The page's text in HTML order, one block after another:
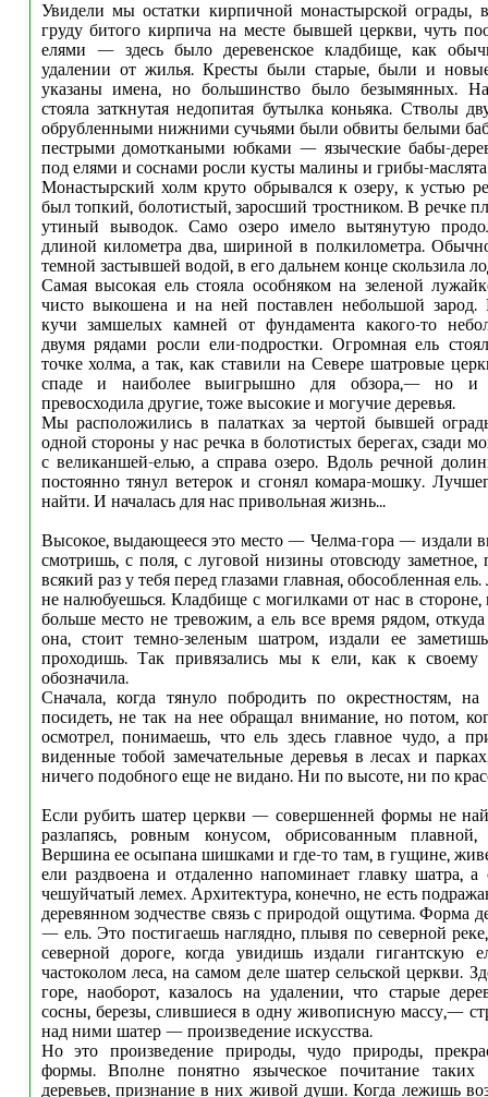
Увидели мы остатки кирпичной монастырской ограды,
груду битого кирпича на месте бывшей церкви, чуть
елями — здесь было деревенское кладбище, как
удалении от жилья. Кресты были старые, были и
указаны имена, но большинство было безымянных.
стояла заткнутая недопитая бутылка коньяка. Стволы
обрубленными нижними сучьями были обвиты белыми
пестрыми домоткаными юбками — языческие бабы-
под елями и соснами росли кусты малины и грибы-
Монастырский холм круто обрывался к озеру, к устью
был топкий, болотистый, заросший тростником. В речке
утиный выводок. Само озеро имело вытянутую
длиной километра два, шириной в пол­километра.
темной застывшей водой, в его дальнем конце скользила
Самая высокая ель стояла особняком на зеленой
чисто выкошена и на ней поставлен небольшой зарод.
кучи замшелых камней от фундамента какого-то
двумя рядами росли ели-подростки. Огромная ель
точке холма, а так, как ставили на Севере шатровые
спаде и наиболее выигрышно для обзора,— но и
превосходила другие, тоже высокие и могучие деревья.
Мы расположились в палатках за чертой бывшей
одной стороны у нас речка в болотистых берегах, сзади
с великаншей-елью, а справа озеро. Вдоль речной
постоянно тянул ветерок и сгонял комара-мошку.
найти. И началась для нас привольная жизнь...
Высокое, выдающееся это место — Челма-гора — издали
смотришь, с поля, с луговой низины отовсюду
всякий раз у тебя перед глазами главная, обособленная
не налюбуешься. Кладбище с могилками от нас в
больше место не тревожим, а ель все время рядом,
она, стоит темно-зеленым шатром, издали ее
проходишь. Так привязались мы к ели, как к
обозначила.
Сначала, когда тянуло побродить по окрестностям,
посидеть, не так на нее обращал внимание, но потом,
осмотрел, понимаешь, что ель здесь главное чудо, а
виденные тобой замечательные деревья в лесах и
ничего подобного еще не видано. Ни по высоте, ни по
Если рубить шатер церкви — совершенней формы не
разлапясь, ровным конусом, обрисованным
Вершина ее осыпана шишками и где-то там, в гущине,
ели раздвоена и отдаленно напоминает главку
чешуйчатый лемех. Архитектура, конечно, не есть
деревянном зодчестве связь с природой ощутима. Форма
— ель. Это постигаешь наглядно, плывя по северной
северной дороге, когда увидишь издали гигантскую
частоколом леса, на самом деле шатер сельской церкви.
горе, наоборот, казалось на удалении, что старые
сосны, березы, слившиеся в одну живописную массу,—
над ними шатер — произведение искусства.
Но это произведение природы, чудо природы,
формы. Вполне понятно языческое почитание таких
деревьев, признание в них живой души. Когда лежишь